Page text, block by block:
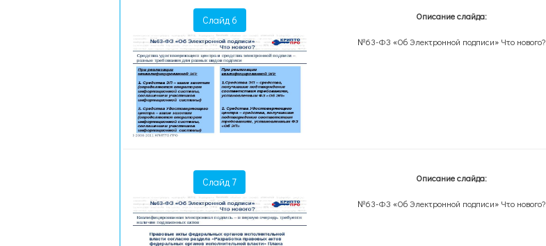
Слайд 6 Описание слайда:
№63-ФЗ «Об Электронной подписи» Что нового?
Слайд 7 Описание слайда:
№63-ФЗ «Об Электронной подписи» Что нового?